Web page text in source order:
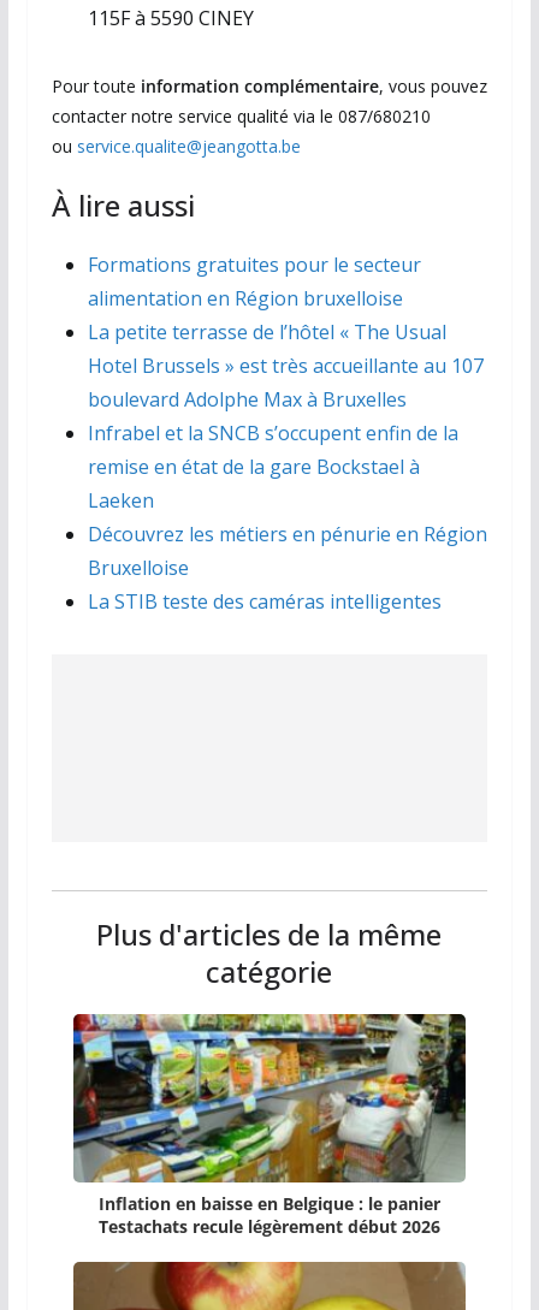
115F à 5590 CINEY
Pour toute information complémentaire, vous pouvez
contacter notre service qualité via le 087/680210
ou service.qualite@jeangotta.be
À lire aussi
Formations gratuites pour le secteur
alimentation en Région bruxelloise
La petite terrasse de l’hôtel « The Usual
Hotel Brussels » est très accueillante au 107
boulevard Adolphe Max à Bruxelles
Infrabel et la SNCB s’occupent enfin de la
remise en état de la gare Bockstael à
Laeken
Découvrez les métiers en pénurie en Région
Bruxelloise
La STIB teste des caméras intelligentes
Plus d'articles de la même
catégorie
Inflation en baisse en Belgique : le panier
Testachats recule légèrement début 2026